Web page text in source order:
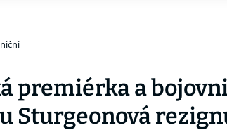
premiérka a
Sturgeonová